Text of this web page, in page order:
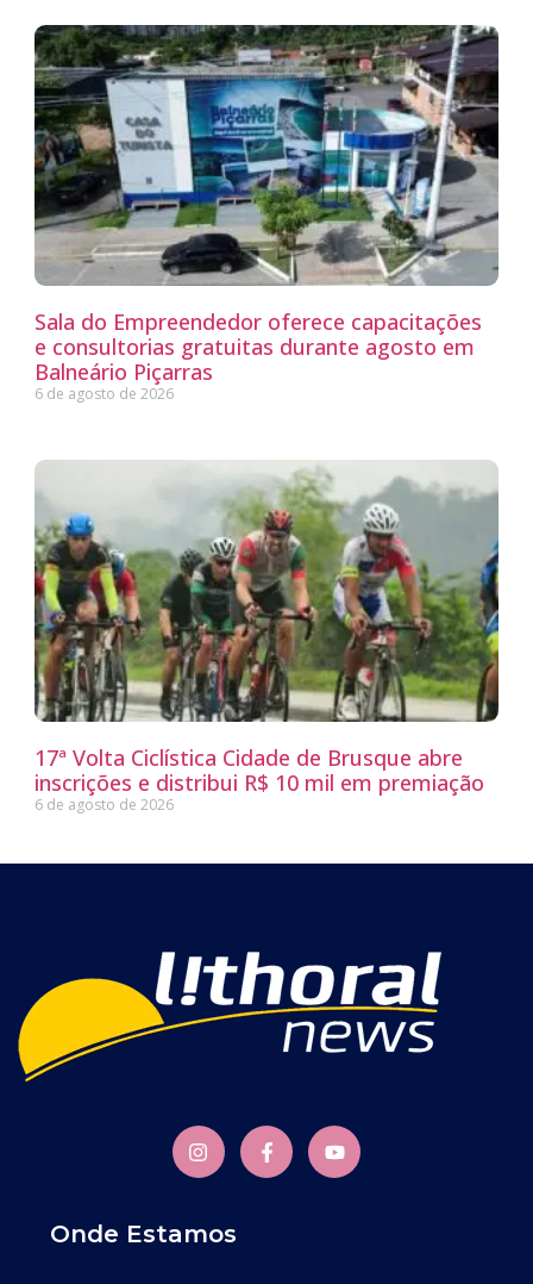
Sala do Empreendedor oferece capacitações
e consultorias gratuitas durante agosto em
Balneário Piçarras
6 de agosto de 2026
17ª Volta Ciclística Cidade de Brusque abre
inscrições e distribui R$ 10 mil em premiação
6 de agosto de 2026
Onde Estamos